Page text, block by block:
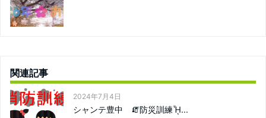
関連記事
2024年7月4日
シャンテ豊中 🧯防災訓練ᾞ...